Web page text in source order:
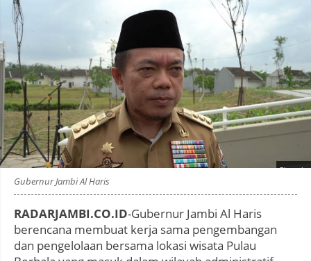
Photo by
Gubernur Jambi Al Haris
RADARJAMBI.CO.ID-Gubernur Jambi Al Haris
berencana membuat kerja sama pengembangan
dan pengelolaan bersama lokasi wisata Pulau